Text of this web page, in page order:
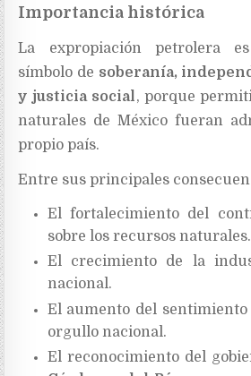
Importancia histórica
La expropiación petrolera
símbolo de soberanía,
y justicia social, porque
naturales de México fueran
propio país.
Entre sus principales
El fortalecimiento del
sobre los recursos naturales.
El crecimiento de la
nacional.
El aumento del
orgullo nacional.
El reconocimiento del